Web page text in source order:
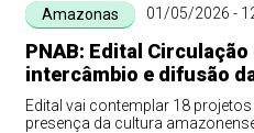
Amazonas 01/05/2026 -
PNAB: Edital
intercâmbio e difusão
Edital vai contemplar 18
presença da cultura